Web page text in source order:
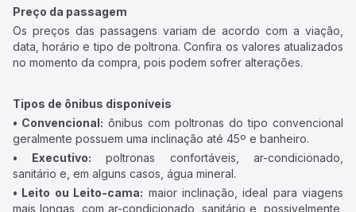
Preço da passagem
Os preços das passagens variam de acordo com a viação,
data, horário e tipo de poltrona. Confira os valores atualizados
no momento da compra, pois podem sofrer alterações.
Tipos de ônibus disponíveis
• Convencional: ônibus com poltronas do tipo convencional
geralmente possuem uma inclinação até 45º e banheiro.
• Executivo: poltronas confortáveis, ar-condicionado,
sanitário e, em alguns casos, água mineral.
• Leito ou Leito-cama: maior inclinação, ideal para viagens
mais longas, com ar-condicionado, sanitário e, possivelmente,